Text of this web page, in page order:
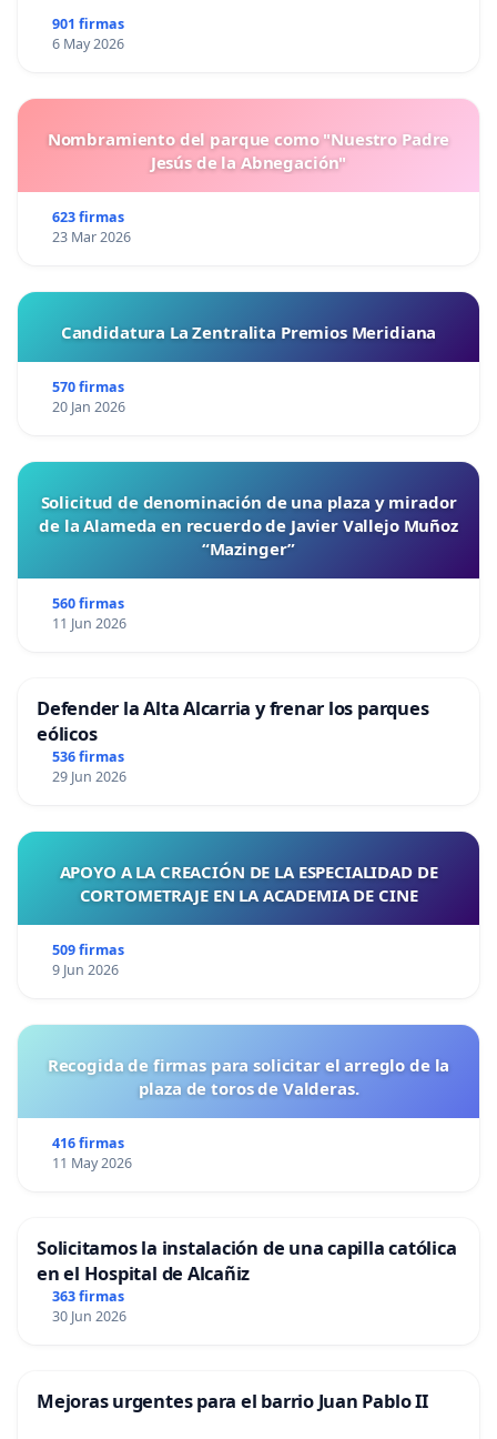
901 firmas
6 May 2026
Nombramiento del parque como "Nuestro Padre
Jesús de la Abnegación"
623 firmas
23 Mar 2026
Candidatura La Zentralita Premios Meridiana
570 firmas
20 Jan 2026
Solicitud de denominación de una plaza y mirador
de la Alameda en recuerdo de Javier Vallejo Muñoz
“Mazinger”
560 firmas
11 Jun 2026
Defender la Alta Alcarria y frenar los parques
eólicos
536 firmas
29 Jun 2026
APOYO A LA CREACIÓN DE LA ESPECIALIDAD DE
CORTOMETRAJE EN LA ACADEMIA DE CINE
509 firmas
9 Jun 2026
Recogida de firmas para solicitar el arreglo de la
plaza de toros de Valderas.
416 firmas
11 May 2026
Solicitamos la instalación de una capilla católica
en el Hospital de Alcañiz
363 firmas
30 Jun 2026
Mejoras urgentes para el barrio Juan Pablo II